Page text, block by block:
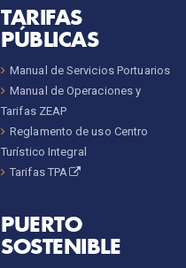
TARIFAS
PÚBLICAS
Manual de Servicios Portuarios
Manual de Operaciones y
Tarifas ZEAP
Reglamento de uso Centro
Turístico Integral
Tarifas TPA
PUERTO
SOSTENIBLE